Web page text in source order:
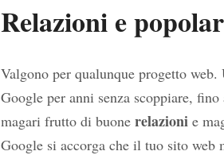
Relazioni e
Valgono per qualunque progetto
Google per anni senza scoppiare,
magari frutto di buone relazioni e
Google si accorga che il tuo sito